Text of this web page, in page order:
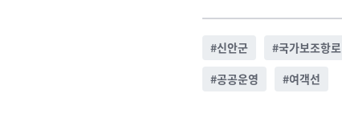
#신안군 #국가보조항로
#공공운영 #여객선